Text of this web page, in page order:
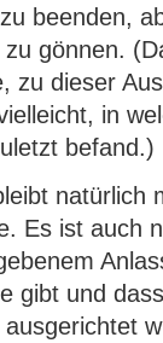
beenden,
gönnen.
zu dieser
in
befand.)
natürlich
Es ist auch
gibt und